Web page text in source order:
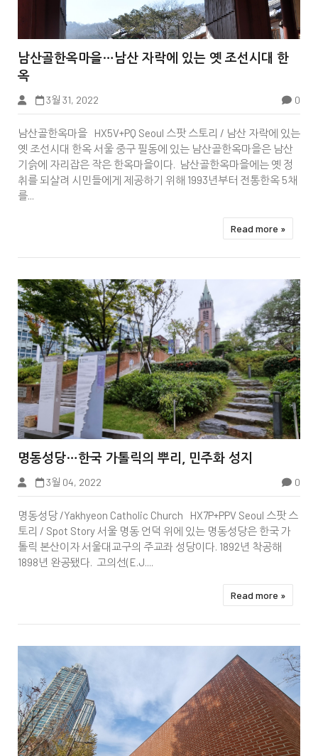


남산골한옥마을…남산 자락에 있는 옛 조선시대 한
옥
3월 31, 2022 0
남산골한옥마을 HX5V+PQ Seoul 스팟 스토리 / 남산 자락에 있는
옛 조선시대 한옥 서울 중구 필동에 있는 남산골한옥마을은 남산
기슭에 자리잡은 작은 한옥마을이다. 남산골한옥마을에는 옛 정
취를 되살려 시민들에게 제공하기 위해 1993년부터 전통한옥 5채
를...
Read more »


중구
명동성당…한국 가톨릭의 뿌리, 민주화 성지
3월 04, 2022 0
명동성당 /Yakhyeon Catholic Church HX7P+PPV Seoul 스팟 스
토리 / Spot Story 서울 명동 언덕 위에 있는 명동성당은 한국 가
톨릭 본산이자 서울대교구의 주교좌 성당이다. 1892년 착공해
1898년 완공됐다. 고의선(E.J....
Read more »
천주교순교지